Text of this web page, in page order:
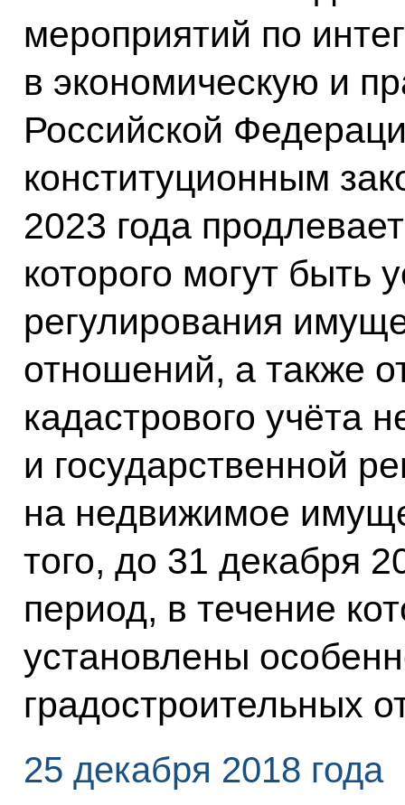
мероприятий по
в экономическую и
Российской
конституционным
2023 года
которого могут быть
регулирования
отношений, а также
кадастрового учёта
и государственной
на недвижимое
того, до 31 декабря
период, в течение
установлены
градостроительных
25 декабря 2018 года